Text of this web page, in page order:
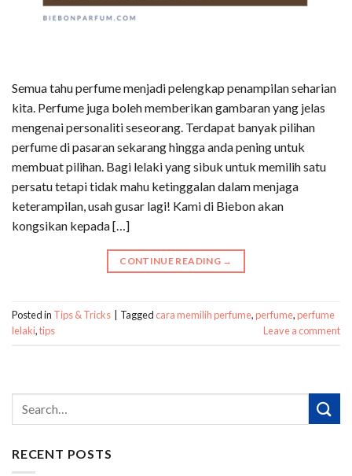
Semua tahu perfume menjadi pelengkap penampilan seharian
kita. Perfume juga boleh memberikan gambaran yang jelas
mengenai personaliti seseorang. Terdapat banyak pilihan
perfume di pasaran sekarang hingga anda pening untuk
membuat pilihan. Bagi lelaki yang sibuk untuk memilih satu
persatu tetapi tidak mahu ketinggalan dalam menjaga
keterampilan, usah gusar lagi! Kami di Biebon akan
kongsikan kepada […]
CONTINUE READING →
Posted in Tips & Tricks Tagged cara memilih perfume,perfume,perfume
lelaki,tips Leave a comment
RECENT POSTS